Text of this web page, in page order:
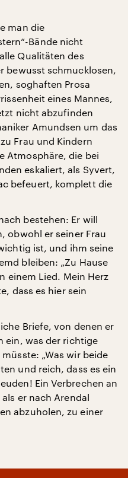
man die
Bände nicht
Qualitäten des
bewusst schmucklosen,
soghaften Prosa
eines Mannes,
nicht abzufinden
Amundsen um das
Frau und Kindern
Atmosphäre, die bei
eskaliert, als Syvert,
befeuert, komplett die
bestehen: Er will
obwohl er seiner Frau
ist, und ihm seine
bleiben: „Zu Hause
einem Lied. Mein Herz
dass es hier sein
Briefe, von denen er
ein, was der richtige
„Was wir beide
und reich, dass es ein
Ein Verbrechen an
er nach Arendal
abzuholen, zu einer